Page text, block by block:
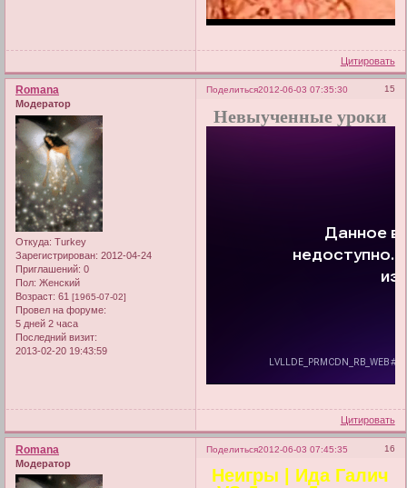
Цитировать
Поделиться 15
2012-06-03 07:35:30
Romana
Модератор
Откуда: Turkey
Зарегистрирован: 2012-04-24
Приглашений: 0
Пол: Женский
Возраст: 61 [1965-07-02]
Провел на форуме:
5 дней 2 часа
Последний визит:
2013-02-20 19:43:59
Невыученные уроки
Цитировать
Поделиться 16
2012-06-03 07:45:35
Romana
Модератор
Неигры | Ида Галич